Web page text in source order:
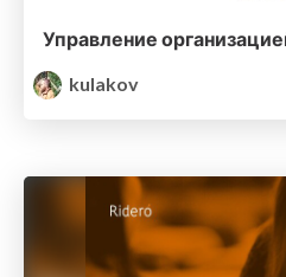
kulakov